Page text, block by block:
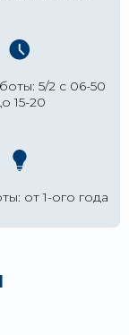
5/2 с 06-50
15-20
от 1-ого года